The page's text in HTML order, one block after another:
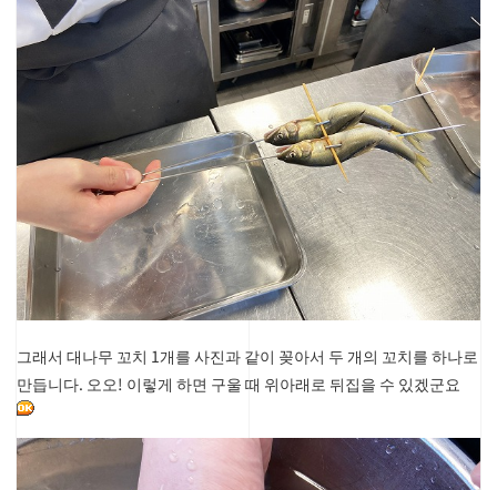
그래서 대나무 꼬치 1개를 사진과 같이 꽂아서 두 개의 꼬치를 하나로
만듭니다. 오오! 이렇게 하면 구울 때 위아래로 뒤집을 수 있겠군요